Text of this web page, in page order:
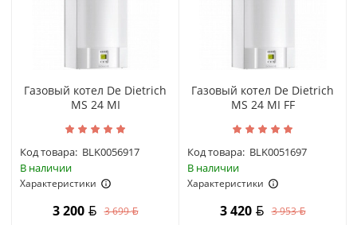
Газовый котел De Dietrich
MS 24 MI
Код товара: BLK0056917
В наличии
Характеристики
3 200 3 699
Газовый котел De Dietrich
MS 24 MI FF
Код товара: BLK0051697
В наличии
Характеристики
3 420 3 953